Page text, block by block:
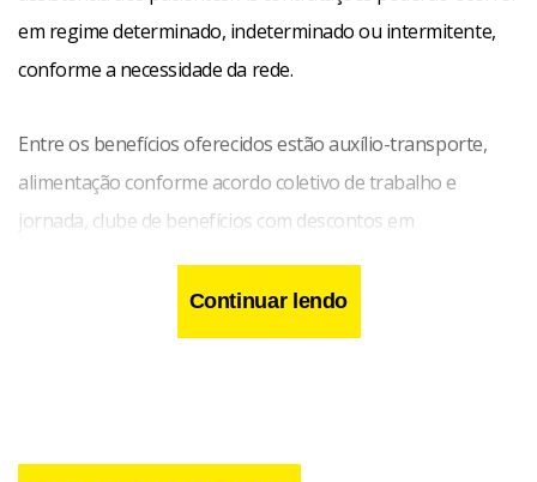
em regime determinado, indeterminado ou intermitente,
conforme a necessidade da rede.
Entre os benefícios oferecidos estão auxílio-transporte,
alimentação conforme acordo coletivo de trabalho e
jornada, clube de benefícios com descontos em
estabelecimentos parceiros, abono semestral e folga no
Continuar lendo